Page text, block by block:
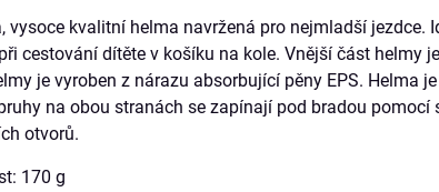
vysoce kvalitní helma navržená pro nejmladší
cestování dítěte v košíku na kole. Vnější část helmy
je vyroben z nárazu absorbující pěny EPS.
na obou stranách se zapínají pod bradou
otvorů.
170 g